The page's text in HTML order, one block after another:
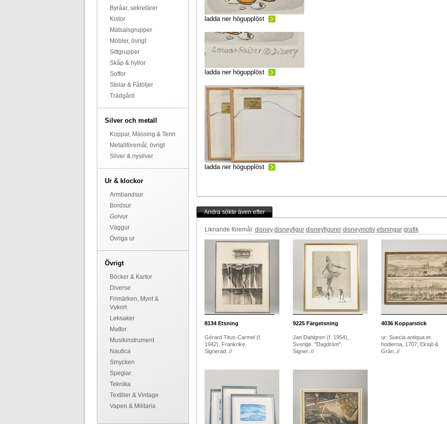
Byråar, sekretärer
Kistor
Matsalsgrupper
Möbler, övrigt
Sittgrupper
Skåp & hyllor
Soffor
Stolar & Fåtöljer
Trädgård
Silver och metall
Koppar, Mässing & Tenn
Metallföremål, övrigt
Silver & nysilver
Ur & klockor
Armbandsur
Bordsur
Golvur
Väggur
Övriga ur
Övrigt
Böcker & Kartor
Diverse
Frimärken, Mynt &
Vykort
Leksaker
Mattor
Musikinstrument
Nautica
Smycken
Speglar
Teknika
Textilier & Vintage
Vapen & Militaria
ladda ner högupplöst
ladda ner högupplöst
ladda ner högupplöst
Andra sökte även efter
Liknande föremål: disney disneyfigur disneyfigurer disneymotiv etsningar grafik
8134Etsning
Gérard Titus-Carmel (f.
1942), Frankrike.
Signerad..//
9225Färgetsning
Jan Dahlgren (f. 1954),
Sverige. "Dagdröm".
Signer..//
4036Kopparstick
ur: Suecia antiqua et
hodierna, 1707, Eksjö &
Grän..//